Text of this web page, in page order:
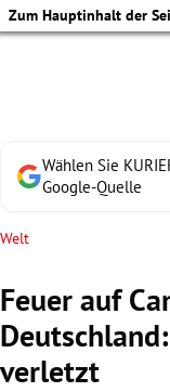
Zum Hauptinhalt der
Wählen Sie
Google-Quelle
Welt
Feuer auf
verletzt